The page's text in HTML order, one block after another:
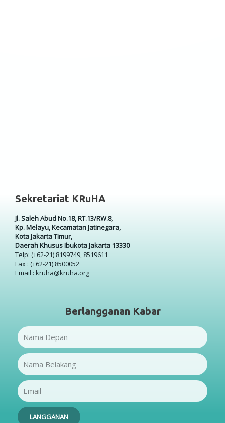
Sekretariat KRuHA
Jl. Saleh Abud No.18, RT.13/RW.8,
Kp. Melayu, Kecamatan Jatinegara,
Kota Jakarta Timur,
Daerah Khusus Ibukota Jakarta 13330
Telp: (+62-21) 8199749, 8519611
Fax : (+62-21) 8500052
Email : kruha@kruha.org
Berlangganan Kabar
Name
Name
Email
LANGGANAN